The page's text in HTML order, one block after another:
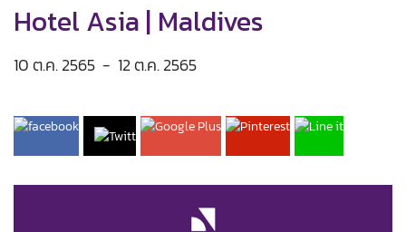
Hotel Asia | Maldives
10 ต.ค. 2565 - 12 ต.ค. 2565